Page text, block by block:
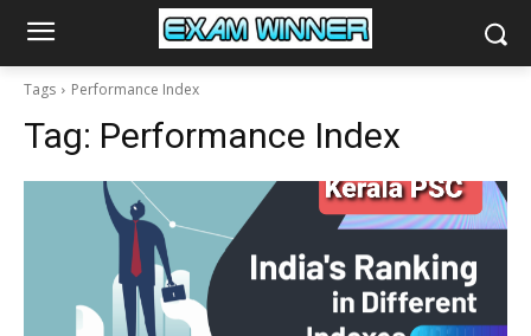
Tags Performance Index
Tag: Performance Index